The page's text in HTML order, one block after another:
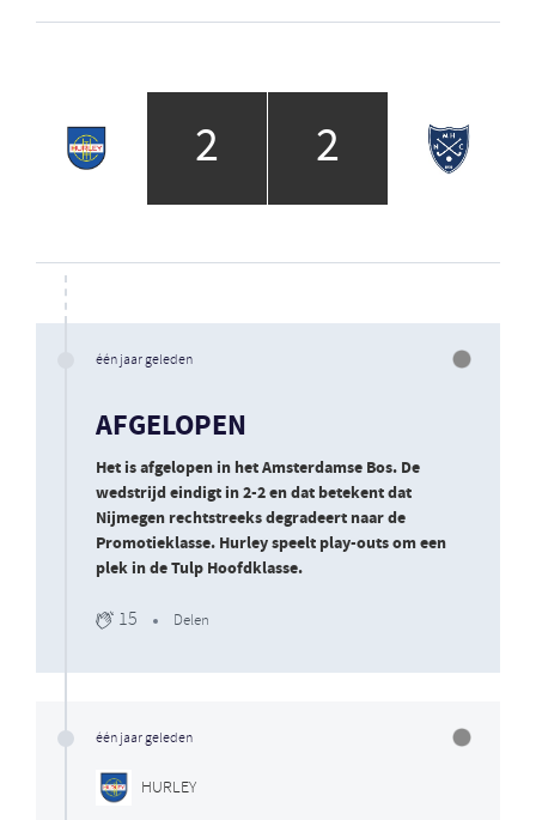
2 2
één jaar geleden
AFGELOPEN
Het is afgelopen in het Amsterdamse Bos. De
wedstrijd eindigt in 2-2 en dat betekent dat
Nijmegen rechtstreeks degradeert naar de
Promotieklasse. Hurley speelt play-outs om een
plek in de Tulp Hoofdklasse.
15 Delen
één jaar geleden
HURLEY